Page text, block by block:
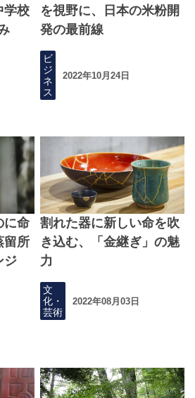
学校
を視野に、日本の米粉開
発の最前線
ビ
ジ
ネ
ス
2022年10月24日
に命
留所
ジ
割れた器に新しい命を吹
き込む、「金継ぎ」の魅
力
文
化・
芸術
2022年08月03日